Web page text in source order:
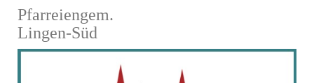
Pfarreiengem.
Lingen-Süd